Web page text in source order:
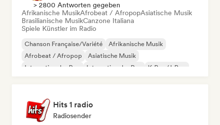
> 2800 Antworten gegeben
Afrikanische MusikAfrobeat / AfropopAsiatische Musik
Brasilianische MusikCanzone Italiana
Spiele Künstler im Radio
Chanson Française/Variété
Afrikanische Musik
Afrobeat / Afropop
Asiatische Musik
Internationaler Pop
Internationaler Rap
K-Pop/J-Pop
Hits 1 radio
Radiosender